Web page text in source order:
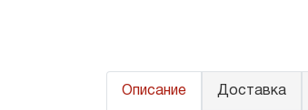
Описание Доставка